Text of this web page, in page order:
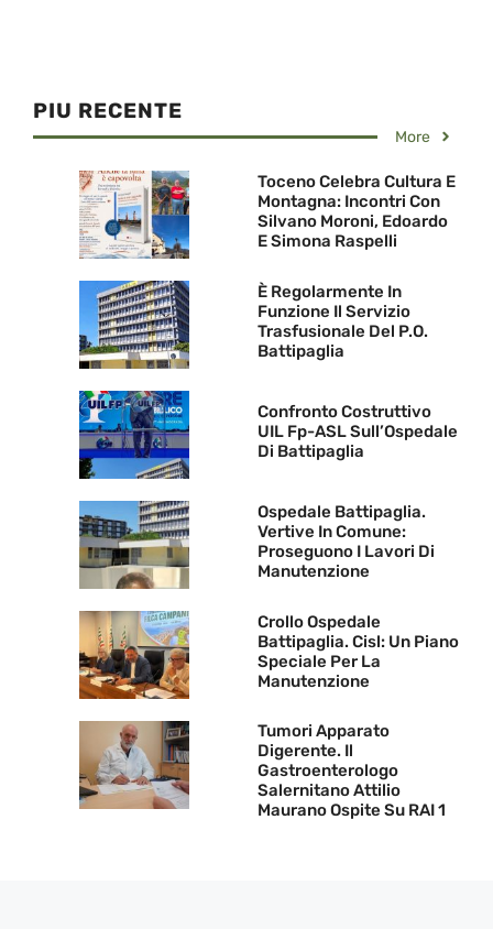
PIU RECENTE
More
Toceno Celebra Cultura E
Montagna: Incontri Con
Silvano Moroni, Edoardo
E Simona Raspelli
È Regolarmente In
Funzione Il Servizio
Trasfusionale Del P.O.
Battipaglia
Confronto Costruttivo
UIL Fp-ASL Sull’Ospedale
Di Battipaglia
Ospedale Battipaglia.
Vertive In Comune:
Proseguono I Lavori Di
Manutenzione
Crollo Ospedale
Battipaglia. Cisl: Un Piano
Speciale Per La
Manutenzione
Tumori Apparato
Digerente. Il
Gastroenterologo
Salernitano Attilio
Maurano Ospite Su RAI 1